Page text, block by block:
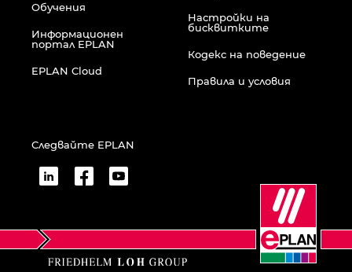
Обучения
Информационен
портал EPLAN
EPLAN Cloud
Настройки на
бисквитките
Кодекс на поведение
Правила и условия
Следвайте EPLAN